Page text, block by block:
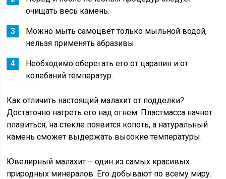
очищать весь камень.
Можно мыть самоцвет только мыльной водой,
нельзя применять абразивы.
Необходимо оберегать его от царапин и от
колебаний температур.
Как отличить настоящий малахит от подделки?
Достаточно нагреть его над огнем. Пластмасса начнет
плавиться, на стекле появится копоть, а натуральный
камень сможет выдержать высокие температуры.
Ювелирный малахит – один из самых красивых
природных минералов. Его добывают по всему миру.